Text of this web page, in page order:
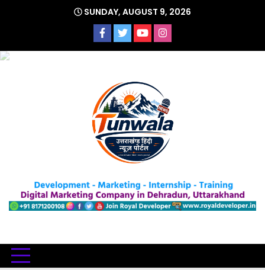
SUNDAY, AUGUST 9, 2026